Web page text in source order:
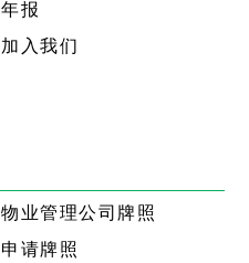
年报
加入我们
物业管理公司牌照
申请牌照